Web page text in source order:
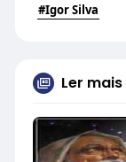
#Igor Silva
Ler mais